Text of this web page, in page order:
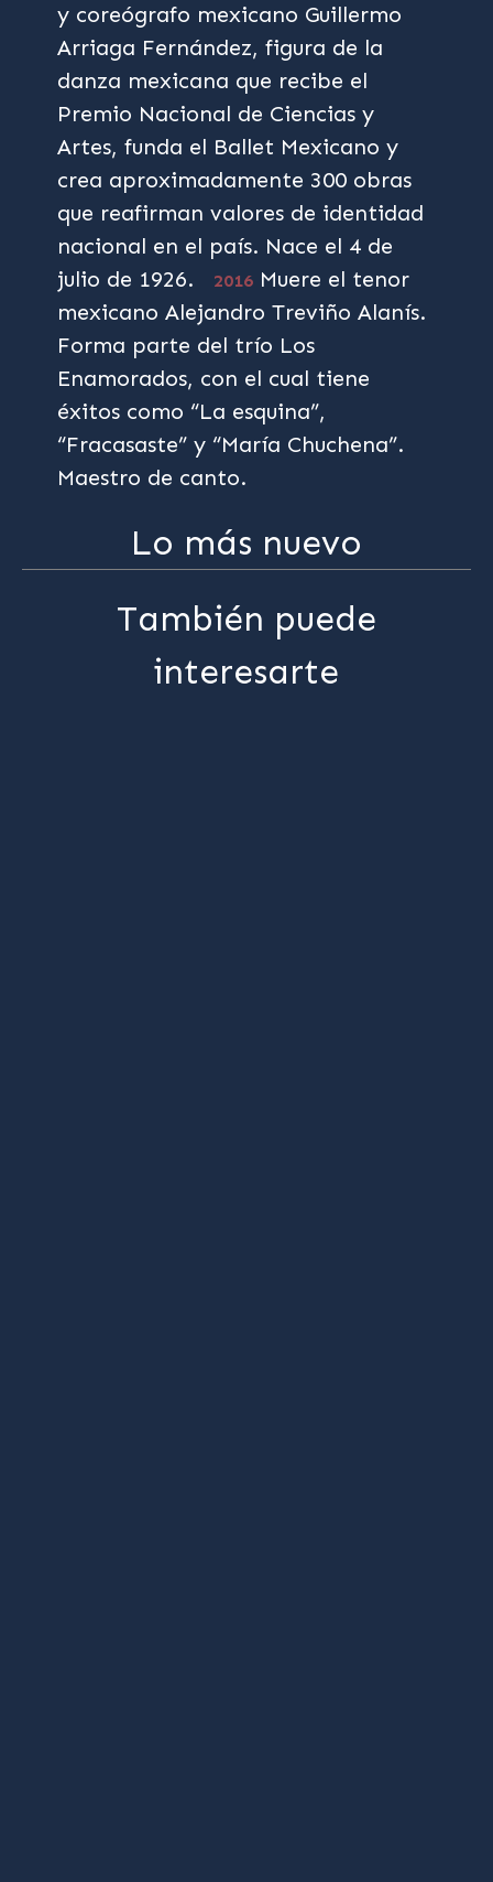
y coreógrafo mexicano Guillermo
Arriaga Fernández, figura de la
danza mexicana que recibe el
Premio Nacional de Ciencias y
Artes, funda el Ballet Mexicano y
crea aproximadamente 300 obras
que reafirman valores de identidad
nacional en el país. Nace el 4 de
julio de 1926.
2016 Muere el tenor
mexicano Alejandro Treviño Alanís.
Forma parte del trío Los
Enamorados, con el cual tiene
éxitos como “La esquina”,
“Fracasaste” y “María Chuchena”.
Maestro de canto.
Lo más nuevo
También puede
interesarte